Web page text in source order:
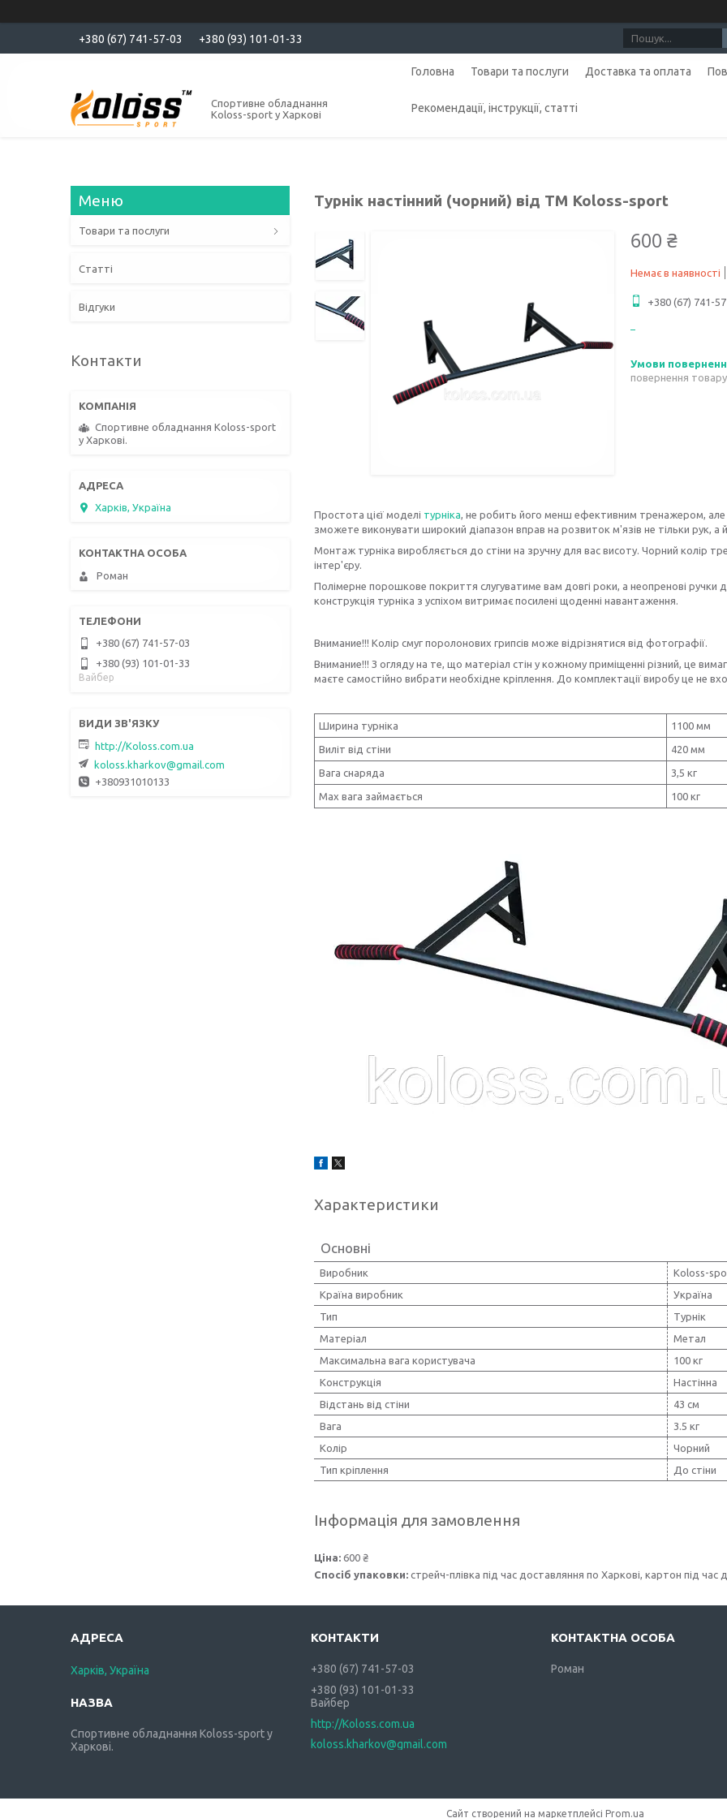
+380 (67) 741-57-03 +380 (93) 101-01-33
Спортивне обладнання
Koloss-sport у Харкові
Головна Товари та послуги Доставка та оплата
Рекомендації, інструкції, статті
Турнік настінний (чорний) від TM Koloss-sport
600 ₴
Немає в наявності
+380 (67) 741-
повернення
Простота цієї моделі турніка , не робить його менш ефективним тренажером,
зможете виконувати широкий діапазон вправ на розвиток м'язів не тільки рук, а
Монтаж турніка виробляється до стіни на зручну для вас висоту. Чорний колір
інтер'єру.
Полімерне порошкове покриття слугуватиме вам довгі роки, а неопренові
конструкція турніка з успіхом витримає посилені щоденні навантаження.
Внимание!!! Колір смуг поролонових грипсів може відрізнятися від фотографії.
Внимание!!! З огляду на те, що матеріал стін у кожному приміщенні різний, це
маєте самостійно вибрати необхідне кріплення. До комплектації виробу це не
Ширина турніка 1100 мм
Виліт від стіни 420 мм
Вага снаряда 3,5 кг
Max вага займається 100 кг
Характеристики
Основні
Виробник
Koloss-
Країна виробник
Україна
Тип
Турнік
Матеріал
Метал
Максимальна вага користувача
100 кг
Конструкція
Настінна
Відстань від стіни
43 см
Вага
3.5 кг
Колір
Чорний
Тип кріплення
До стіни
Інформація для замовлення
Ціна: 600 ₴
Спосіб упаковки: стрейч-плівка під час доставляння по Харкові, картон під час
Товари та послуги
Статті
Відгуки
Контакти
Спортивне обладнання Koloss-sport
у Харкові.
Харків, Україна
Роман
+380 (67) 741-57-03
+380 (93) 101-01-33
Вайбер
http://Koloss.com.ua
koloss.kharkov@gmail.com
+380931010133
Харків, Україна
Спортивне обладнання Koloss-sport у
Харкові.
+380 (67) 741-57-03
+380 (93) 101-01-33
Вайбер
http://Koloss.com.ua
koloss.kharkov@gmail.com
Роман
Сайт створений на маркетплейсі Prom.ua